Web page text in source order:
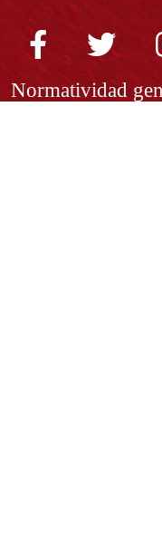
Normatividad